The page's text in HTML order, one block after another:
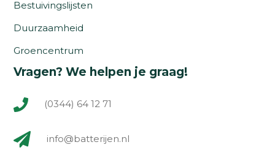
Bestuivingslijsten
Duurzaamheid
Groencentrum
Vragen? We helpen je graag!
(0344) 64 12 71
info@batterijen.nl